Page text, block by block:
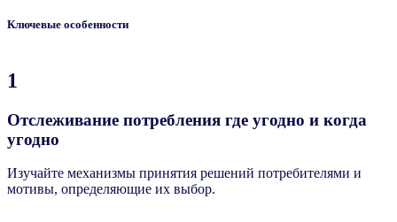
Ключевые особенности
1
Отслеживание потребления где угодно и когда
угодно
Изучайте механизмы принятия решений потребителями и
мотивы, определяющие их выбор.